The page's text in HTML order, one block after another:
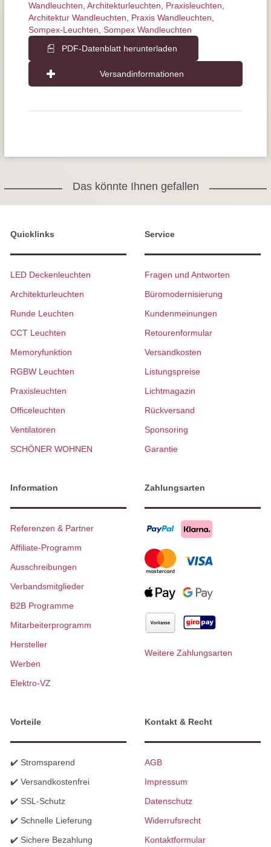
Wandleuchten Architektur­leuchten Praxisleuchten
Architektur Wandleuchten
Praxis Wandleuchten
Sompex-Leuchten Sompex Wandleuchten
PDF-Datenblatt herunterladen
Versandinformationen
Das könnte Ihnen gefallen
Quicklinks
LED Deckenleuchten
Architekturleuchten
Runde Leuchten
CCT Leuchten
Memoryfunktion
RGBW Leuchten
Praxisleuchten
Officeleuchten
Ventilatoren
SCHÖNER WOHNEN
Service
Fragen und Antworten
Büromodernisierung
Kundenmeinungen
Retourenformular
Versandkosten
Listungspreise
Lichtmagazin
Rückversand
Sponsoring
Garantie
Information
Referenzen & Partner
Affiliate-Programm
Ausschreibungen
Verbandsmitglieder
B2B Programme
Mitarbeiterprogramm
Hersteller
Werben
Elektro-VZ
Zahlungsarten
Weitere Zahlungsarten
Vorteile
✔️ Stromsparend
✔️ Versandkostenfrei
✔️ SSL-Schutz
✔️ Schnelle Lieferung
✔️ Sichere Bezahlung
Kontakt & Recht
AGB
Impressum
Datenschutz
Widerrufsrecht
Kontaktformular